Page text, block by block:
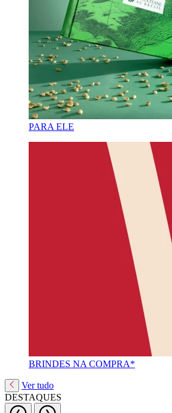
PARA ELE
BRINDES NA COMPRA*
Ver tudo
DESTAQUES